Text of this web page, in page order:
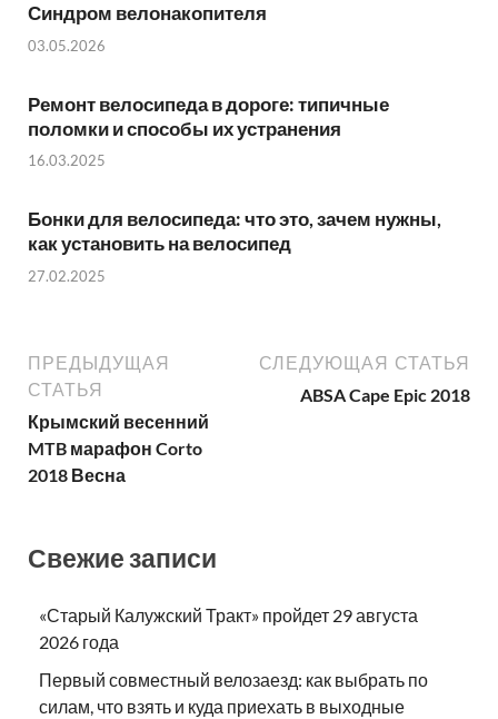
Синдром велонакопителя
03.05.2026
Ремонт велосипеда в дороге: типичные
поломки и способы их устранения
16.03.2025
Бонки для велосипеда: что это, зачем нужны,
как установить на велосипед
27.02.2025
ПРЕДЫДУЩАЯ
СТАТЬЯ
Крымский весенний
MTB марафон Corto
2018 Весна
СЛЕДУЮЩАЯ СТАТЬЯ
ABSA Cape Epic 2018
Свежие записи
«Старый Калужский Тракт» пройдет 29 августа
2026 года
Первый совместный велозаезд: как выбрать по
силам, что взять и куда приехать в выходные